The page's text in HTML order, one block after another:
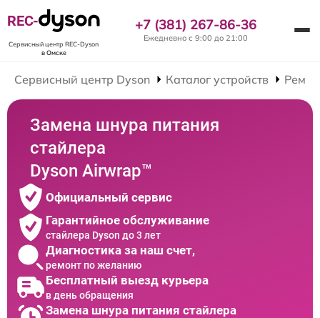
REC-
Сервисный центр REC-Dyson
в Омске
+7 (381) 267-86-36
Ежедневно с 9:00 до 21:00
Сервисный центр Dyson Каталог устройств
Замена шнура питания
стайлера
Dyson Airwrap™
Официальный сервис
Гарантийное обслуживание
стайлера Dyson до 3 лет
Диагностика за наш счет,
ремонт по желанию
Бесплатный выезд курьера
в день обращения
Замена шнура питания стайлера